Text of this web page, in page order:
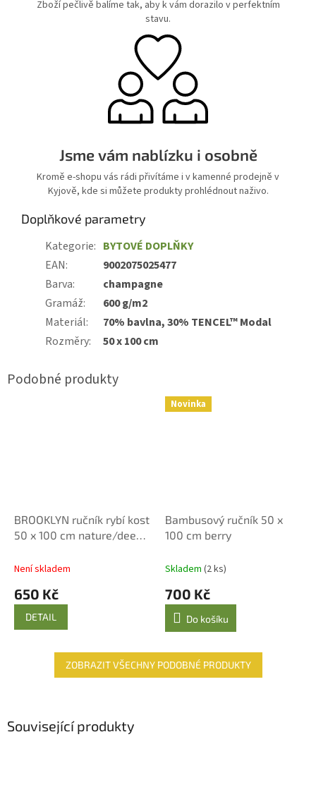
Zboží pečlivě balíme tak, aby k vám dorazilo v perfektním
stavu.
Jsme vám nablízku i osobně
Kromě e-shopu vás rádi přivítáme i v kamenné prodejně v
Kyjově, kde si můžete produkty prohlédnout naživo.
Doplňkové parametry
Kategorie: BYTOVÉ DOPLŇKY
EAN:
9002075025477
Barva:
champagne
Gramáž:
600 g/m2
Materiál:
70% bavlna, 30% TENCEL™ Modal
Rozměry: 50 x 100 cm
BROOKLYN ručník rybí kost
50 x 100 cm nature/deep
Není skladem
650 Kč
DETAIL
Novinka
Bambusový ručník 50 x
100 cm berry
Skladem (2 ks)
700 Kč
Do košíku
ZOBRAZIT VŠECHNY PODOBNÉ PRODUKTY
Související produkty